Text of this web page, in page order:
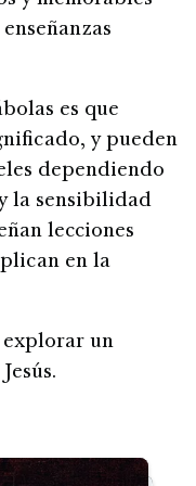
es que
y pueden
dependiendo
la sensibilidad
lecciones
en la
explorar un